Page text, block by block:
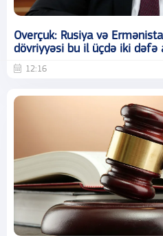
Overçuk: Rusiya və
dövriyyəsi bu il üçdə iki dəfə
12:16